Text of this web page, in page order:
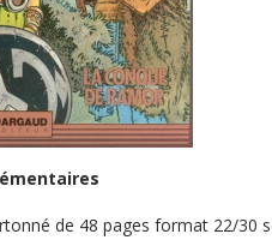
de 48 pages format 22/30